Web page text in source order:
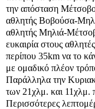
την απόσταση
αθλητής Βοβούσα-
αθλητής Μηλιά-
ευκαιρία στους
περίπου 35km να το
με ομαδικό πλέον
Παράλληλα την
των 21χλμ. και 11χλμ.
Περισσότερες